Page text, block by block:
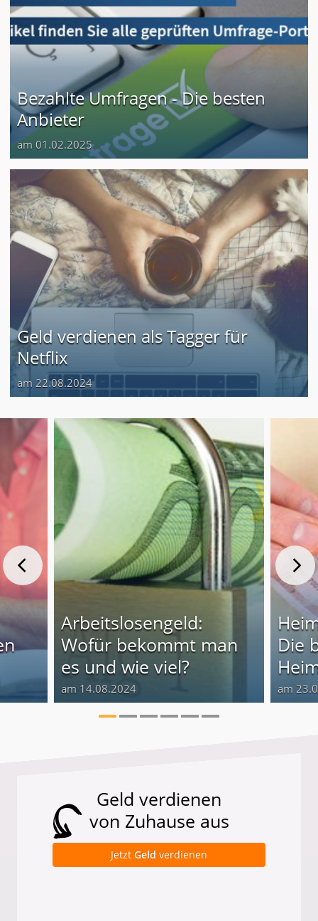
Bezahlte Umfragen - Die besten
Anbieter
am 01.02.2025
Geld verdienen als Tagger für
Netflix
am 22.08.2024
Arbeitslosengeld:
Wofür bekommt man
es und wie viel?
am 14.08.2024
Die
am
Geld verdienen
von Zuhause aus
Jetzt Geld verdienen